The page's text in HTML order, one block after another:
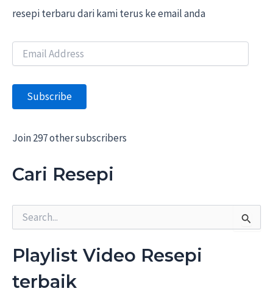
resepi terbaru dari kami terus ke email anda
i
A
d
r
s
s
Subscribe
Join 297 other subscribers
Cari Resepi
r
c
f
Playlist Video Resepi
terbaik